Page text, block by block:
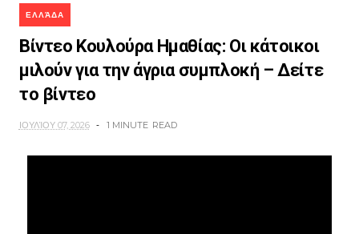
ΕΛΛΆΔΑ
Βίντεο Κουλούρα Ημαθίας: Οι κάτοικοι
μιλούν για την άγρια συμπλοκή – Δείτε
το βίντεο
ΙΟΥΛΊΟΥ 07, 2026 1 MINUTE READ